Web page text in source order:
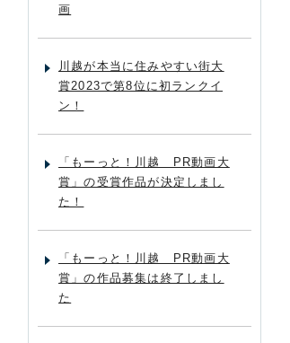
画
川越が本当に住みやすい街大
賞2023で第8位に初ランクイ
ン！
「もーっと！川越 PR動画大
賞」の受賞作品が決定しまし
た！
「もーっと！川越 PR動画大
賞」の作品募集は終了しまし
た